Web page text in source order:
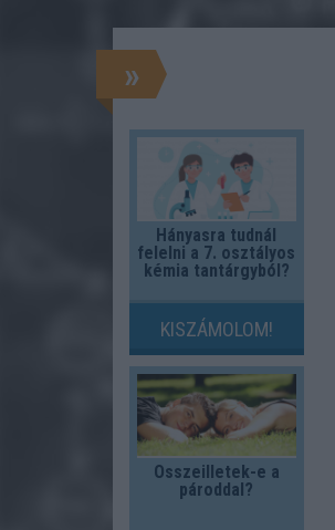
»
Hányasra tudnál
felelni a 7. osztályos
kémia tantárgyból?
KISZÁMOLOM!
Összeilletek-e a
pároddal?